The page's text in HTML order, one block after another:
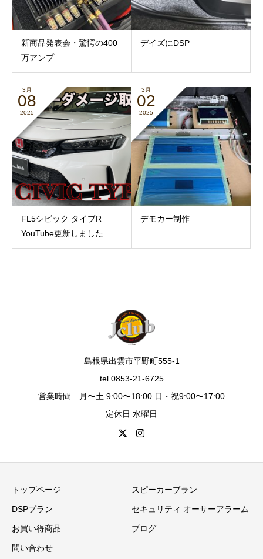
新商品発表会・驚愕の400
万アンプ
デイズにDSP
3月
08
2025
FL5シビック タイプR
YouTube更新しました
3月
02
2025
デモカー制作
島根県出雲市平野町555-1
tel 0853-21-6725
営業時間 月〜土 9:00〜18:00 日・祝9:00〜17:00
定休日 水曜日
トップページ スピーカープラン
DSPプラン セキュリティ オーサーアラーム
お買い得商品 ブログ
問い合わせ